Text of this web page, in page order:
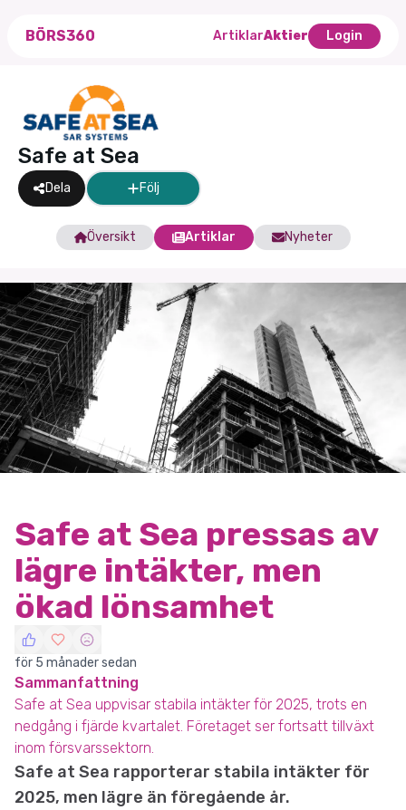
BÖRS360 ArtiklarAktier Login
Safe at Sea
Dela Följ
Översikt Artiklar Nyheter
Safe at Sea pressas av
lägre intäkter, men
ökad lönsamhet
för 5 månader sedan
Sammanfattning
Safe at Sea uppvisar stabila intäkter för 2025, trots en
nedgång i fjärde kvartalet. Företaget ser fortsatt tillväxt
inom försvarssektorn.
Safe at Sea rapporterar stabila intäkter för
2025, men lägre än föregående år.